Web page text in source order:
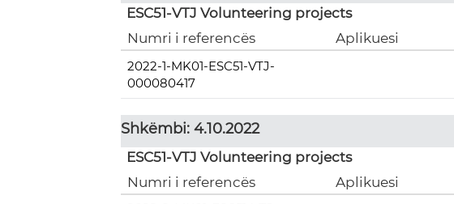
ESC51-VTJ Volunteering projects
Numri i referencës
Aplikuesi
2022-1-MK01-ESC51-VTJ-
000080417
Shkëmbi: 4.10.2022
ESC51-VTJ Volunteering projects
Numri i referencës
Aplikuesi